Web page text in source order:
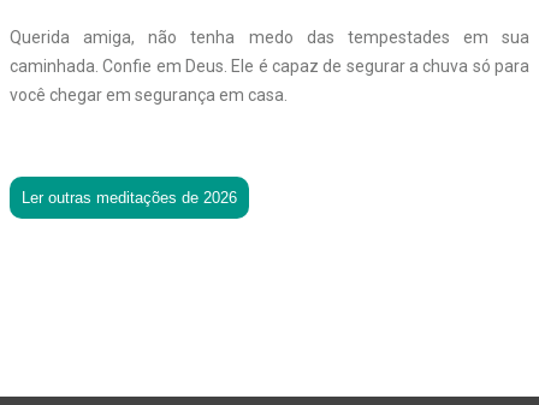
Querida amiga, não tenha medo das tempestades em sua
caminhada. Confie em Deus. Ele é capaz de segurar a chuva só para
você chegar em segurança em casa.
Ler outras meditações de 2026